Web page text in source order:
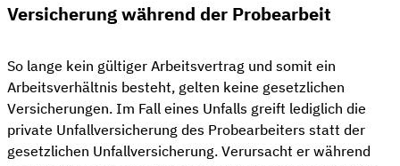
Versicherung während der Probearbeit
So lange kein gültiger Arbeitsvertrag und somit ein
Arbeitsverhältnis besteht, gelten keine gesetzlichen
Versicherungen. Im Fall eines Unfalls greift lediglich die
private Unfallversicherung des Probearbeiters statt der
gesetzlichen Unfallversicherung. Verursacht er während